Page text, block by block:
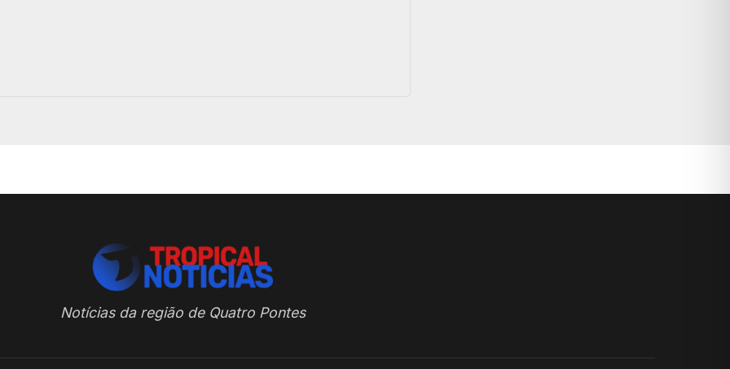
Notícias da região de Quatro Pontes